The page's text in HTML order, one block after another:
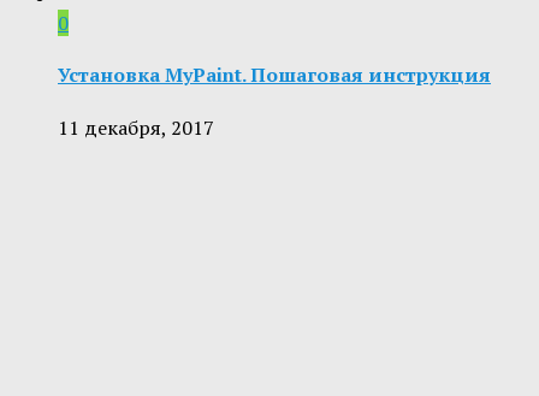
0
Установка MyPaint. Пошаговая инструкция
11 декабря, 2017